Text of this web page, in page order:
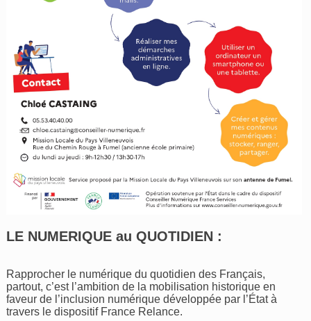
LE NUMERIQUE au QUOTIDIEN :
Rapprocher le numérique du quotidien des Français,
partout, c’est l’ambition de la mobilisation historique en
faveur de l’inclusion numérique développée par l’État à
travers le dispositif France Relance.